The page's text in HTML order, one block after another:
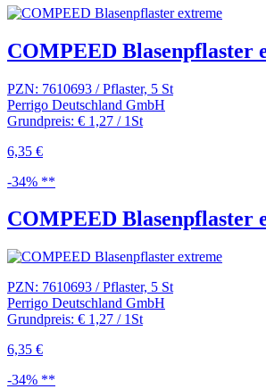
COMPEED Blasenpflaster
PZN: 7610693 / Pflaster, 5 St
Perrigo Deutschland GmbH
Grundpreis: € 1,27 / 1St
6,35 €
-34% **
COMPEED Blasenpflaster
PZN: 7610693 / Pflaster, 5 St
Perrigo Deutschland GmbH
Grundpreis: € 1,27 / 1St
6,35 €
-34% **